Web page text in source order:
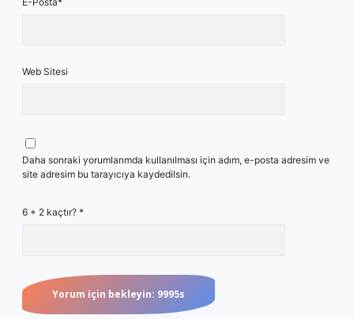
Web Sitesi
Daha sonraki yorumlarımda kullanılması için adım, e-posta adresim ve
site adresim bu tarayıcıya kaydedilsin.
6 + 2 kaçtır? *